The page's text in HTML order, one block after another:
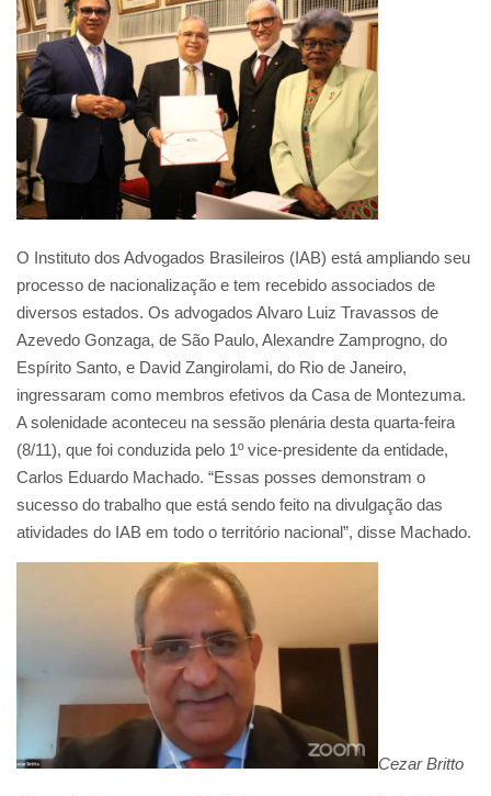
O Instituto dos Advogados Brasileiros (IAB) está ampliando seu
processo de nacionalização e tem recebido associados de
diversos estados. Os advogados Alvaro Luiz Travassos de
Azevedo Gonzaga, de São Paulo, Alexandre Zamprogno, do
Espírito Santo, e David Zangirolami, do Rio de Janeiro,
ingressaram como membros efetivos da Casa de Montezuma.
A solenidade aconteceu na sessão plenária desta quarta-feira
(8/11), que foi conduzida pelo 1º vice-presidente da entidade,
Carlos Eduardo Machado. “Essas posses demonstram o
sucesso do trabalho que está sendo feito na divulgação das
atividades do IAB em todo o território nacional”, disse Machado.
Cezar Britto